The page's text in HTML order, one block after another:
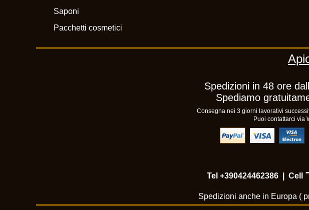
Saponi
Pacchetti cosmetici
Spedizioni in 48 ore
Spediamo
Consegna nei 3 giorni lavorativi
Puoi contattarci via
Tel +390424462386| Cell
Spedizioni anche in Europa (